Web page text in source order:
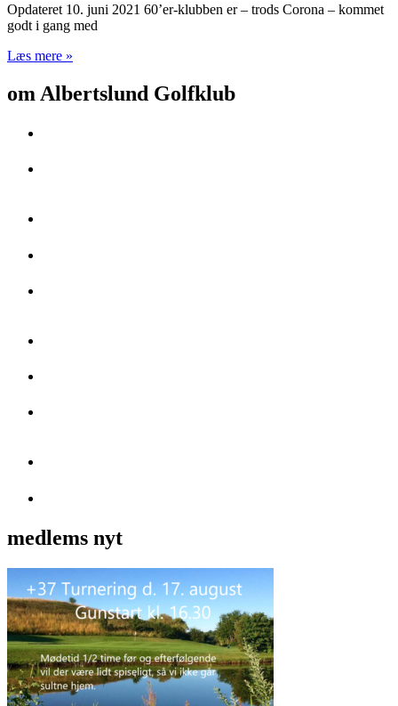
Opdateret 10. juni 2021 60’er-klubben er – trods Corona – kommet
godt i gang med
Læs mere »
om Albertslund Golfklub
medlems nyt